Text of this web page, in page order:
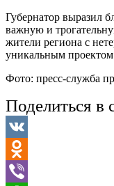
Губернатор выразил
важную и
жители региона с
уникальным
Фото: пресс-служба
Поделиться в
VK
Odnoklassniki